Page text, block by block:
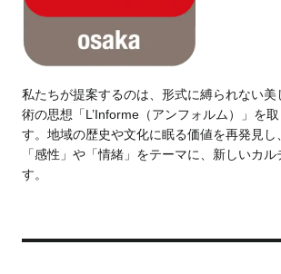
私たちが提案するのは、形式に縛られない美
術の思想「L’Informe（アンフォルム）」を
す。地域の歴史や文化に眠る価値を再発見し
「感性」や「情緒」をテーマに、新しいカ
す。